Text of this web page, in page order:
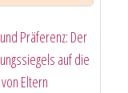
Präferenz: Der
auf die
Eltern